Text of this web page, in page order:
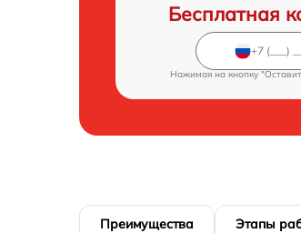
Бесплатная
Нажимая на кнопку
Преимущества Этапы